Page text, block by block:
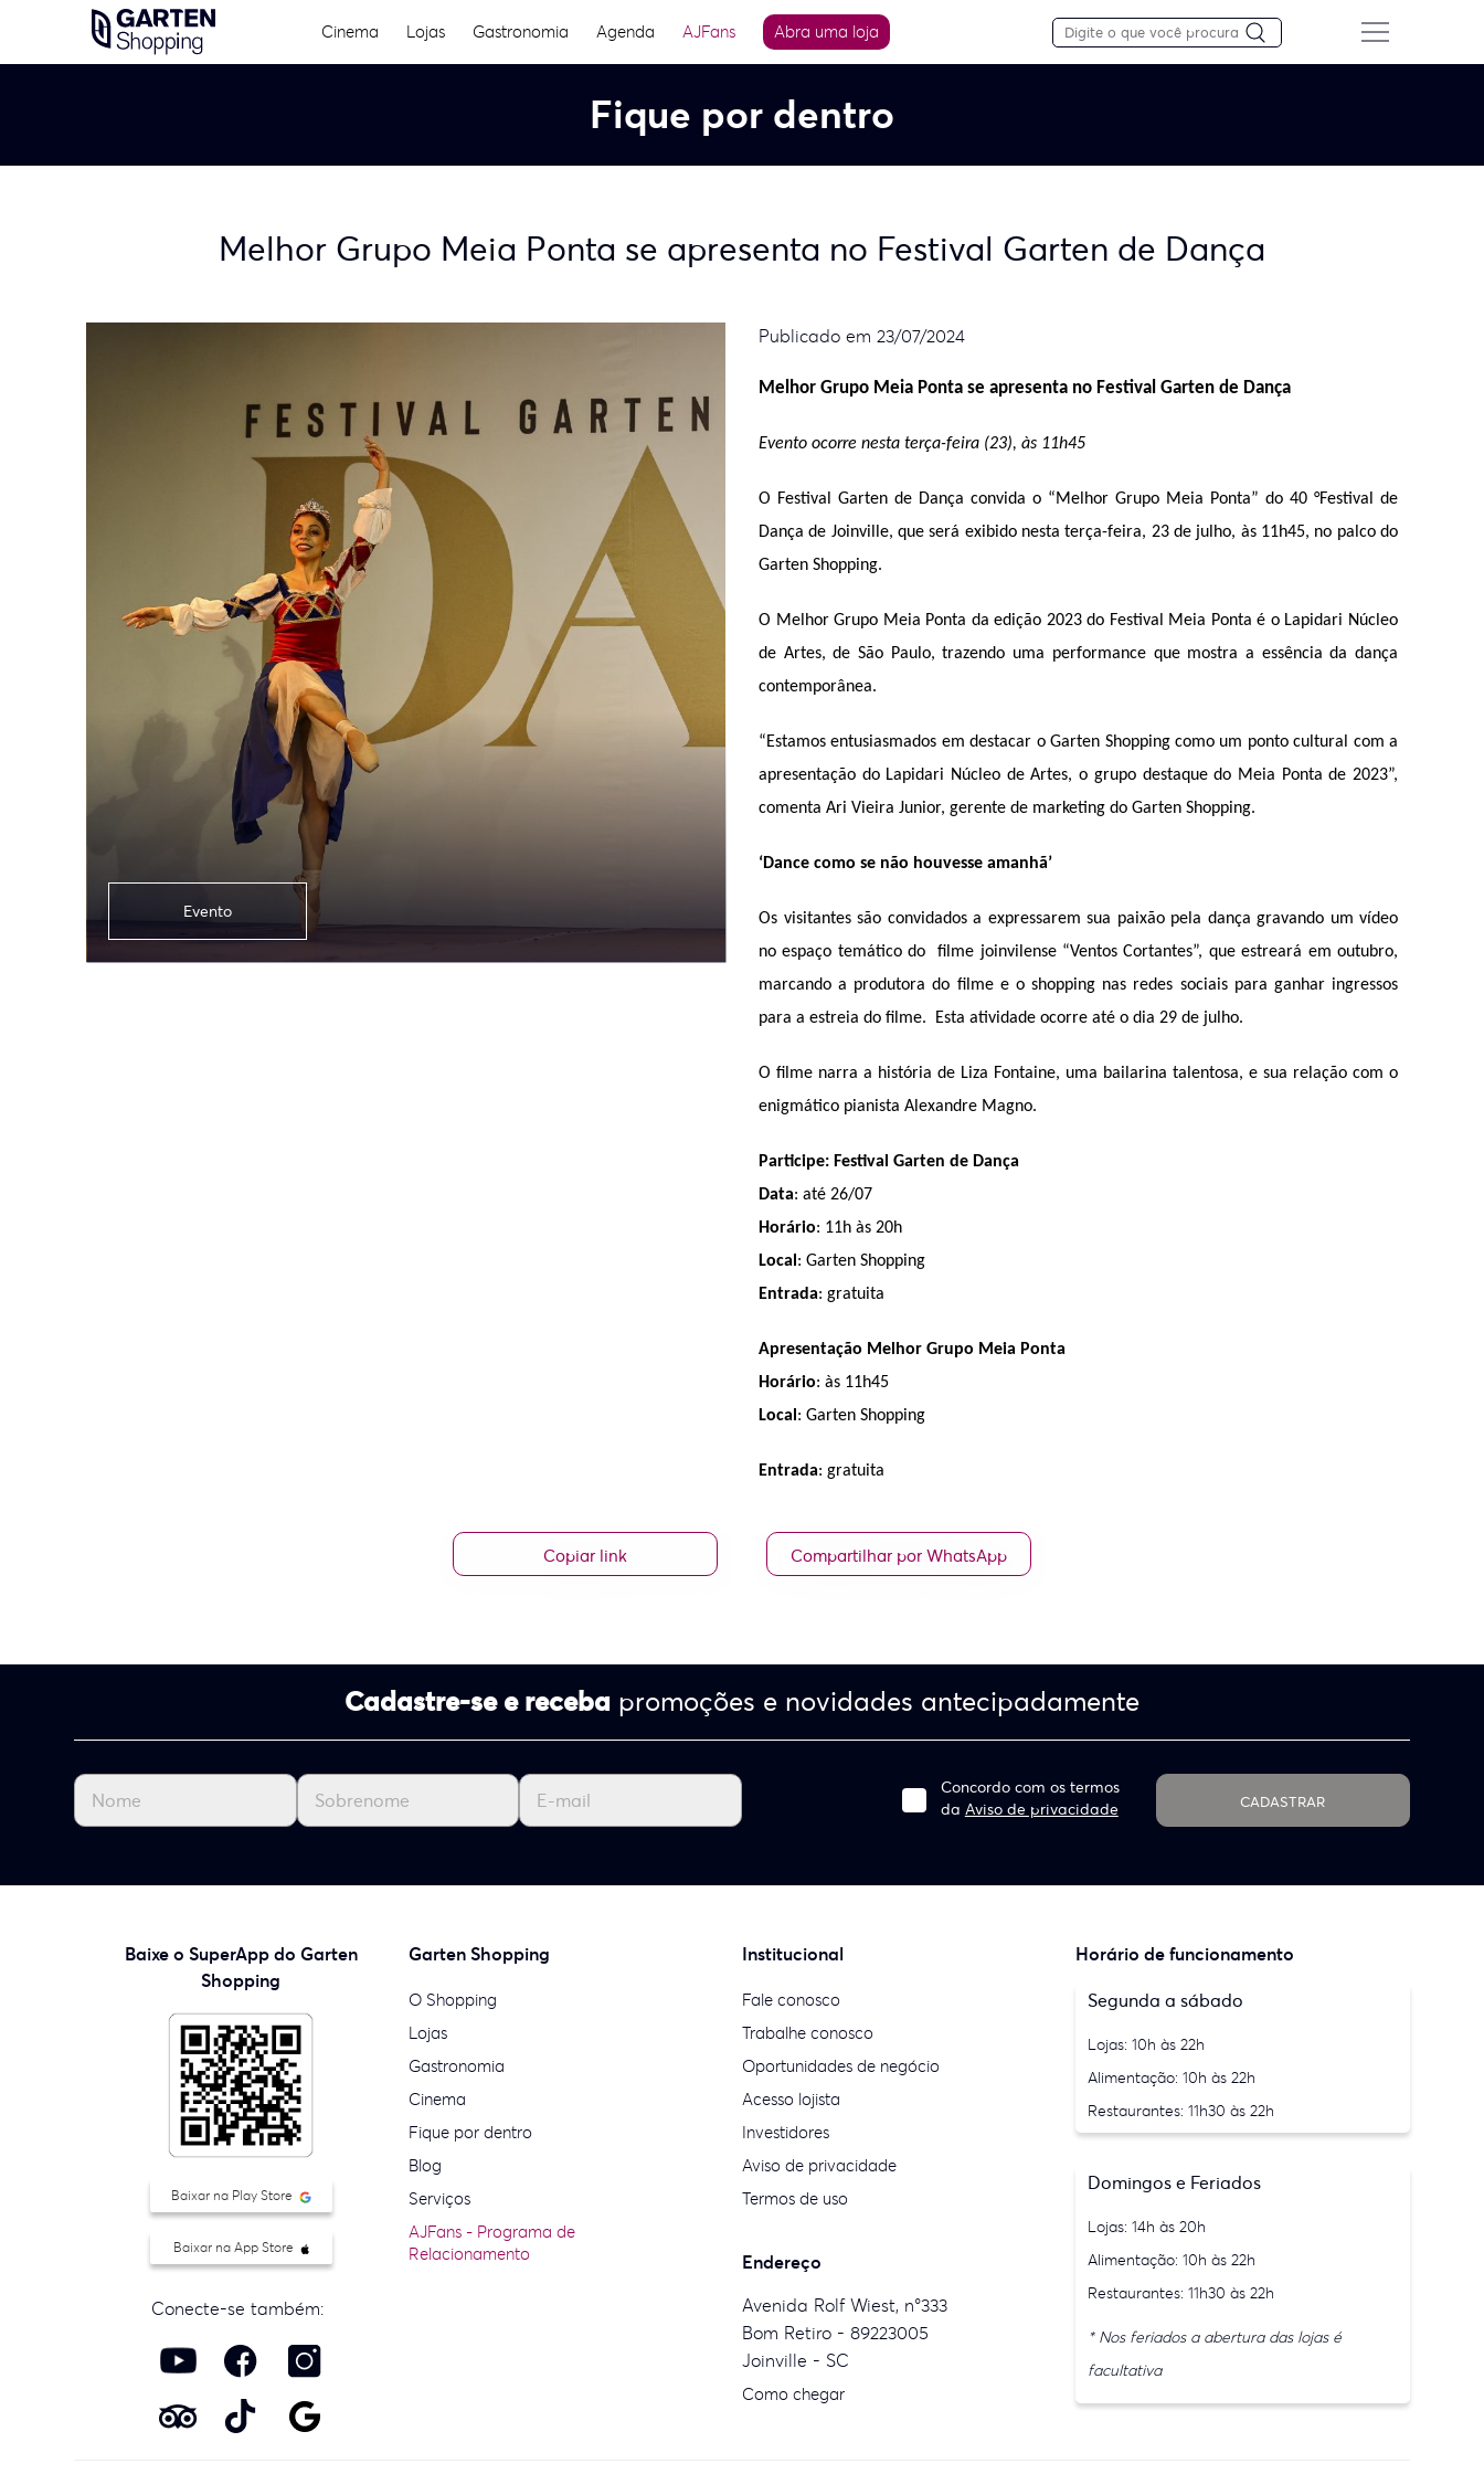
Cinema Lojas Gastronomia Agenda AJFans Abra uma loja
Fique por dentro
Melhor Grupo Meia Ponta se apresenta no Festival Garten de Dança
Evento
Publicado em 23/07/2024
Melhor Grupo Meia Ponta se apresenta no Festival Garten de Dança
Evento ocorre nesta terça-feira (23), às 11h45
O Festival Garten de Dança convida o “Melhor Grupo Meia Ponta” do 40 °Festival de
Dança de Joinville, que será exibido nesta terça-feira, 23 de julho, às 11h45, no palco do
Garten Shopping.
O Melhor Grupo Meia Ponta da edição 2023 do Festival Meia Ponta é o Lapidari Núcleo
de Artes, de São Paulo, trazendo uma performance que mostra a essência da dança
contemporânea.
“Estamos entusiasmados em destacar o Garten Shopping como um ponto cultural com a
apresentação do Lapidari Núcleo de Artes, o grupo destaque do Meia Ponta de 2023”,
comenta Ari Vieira Junior, gerente de marketing do Garten Shopping.
‘Dance como se não houvesse amanhã’
Os visitantes são convidados a expressarem sua paixão pela dança gravando um vídeo
no espaço temático do  filme joinvilense “Ventos Cortantes”, que estreará em outubro,
marcando a produtora do filme e o shopping nas redes sociais para ganhar ingressos
para a estreia do filme.  Esta atividade ocorre até o dia 29 de julho.
O filme narra a história de Liza Fontaine, uma bailarina talentosa, e sua relação com o
enigmático pianista Alexandre Magno.
Participe: Festival Garten de Dança
Data: até 26/07
Horário: 11h às 20h
Local : Garten Shopping
Entrada: gratuita
Apresentação Melhor Grupo Meia Ponta
Horário: às 11h45
Local : Garten Shopping
Entrada: gratuita
Copiar link Compartilhar por WhatsApp
Cadastre-se e receba promoções e novidades antecipadamente
Concordo com os termos
da Aviso de privacidade CADASTRAR
Baixe o SuperApp do Garten
Shopping
Baixar na Play Store
Baixar na App Store
Conecte-se também:
Garten Shopping
O Shopping
Lojas
Gastronomia
Cinema
Fique por dentro
Blog
Serviços
AJFans - Programa de
Relacionamento
Institucional
Fale conosco
Trabalhe conosco
Oportunidades de negócio
Acesso lojista
Investidores
Aviso de privacidade
Termos de uso
Endereço
Avenida Rolf Wiest, n°333
Bom Retiro - 89223005
Joinville - SC
Como chegar
Horário de funcionamento
Segunda a sábado
Lojas: 10h às 22h
Alimentação: 10h às 22h
Restaurantes: 11h30 às 22h
Domingos e Feriados
Lojas: 14h às 20h
Alimentação: 10h às 22h
Restaurantes: 11h30 às 22h
* Nos feriados a abertura das lojas é
facultativa